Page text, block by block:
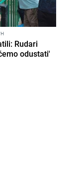
Rudari
odustati'